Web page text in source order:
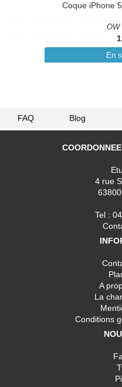
Coque iPhone
OW
En
FAQ Blog
4 rue
Tel :
A
La
Conditions